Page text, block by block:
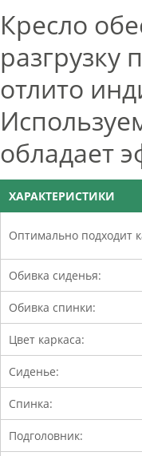
Кресло
разгрузку
отлито
обладает
ХАРАКТЕРИСТИКИ
Оптимально подходит
Обивка сиденья:
Обивка спинки:
Цвет каркаса:
Сиденье:
Спинка:
Подголовник: